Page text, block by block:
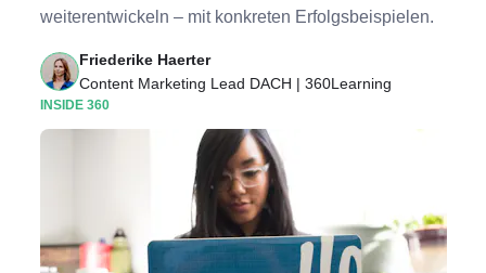
weiterentwickeln – mit konkreten Erfolgsbeispielen.
Friederike Haerter
Content Marketing Lead DACH | 360Learning
INSIDE 360